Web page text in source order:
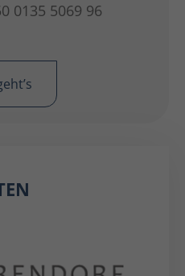
0135 5069 96